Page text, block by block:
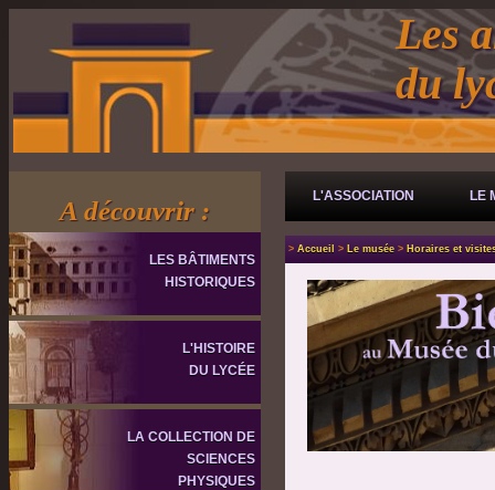
Les
du
A découvrir :
LES BÂTIMENTS
HISTORIQUES
L'HISTOIRE
DU LYCÉE
LA COLLECTION DE
SCIENCES
PHYSIQUES
L'ASSOCIATION LE
> Accueil > Le musée > Horaires et